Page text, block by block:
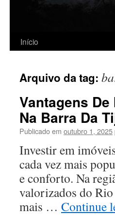
Início
Arquivo da tag:
Vantagens
Na Barra Da
Publicado em outubro 1, 2025
Investir em
cada vez mais
e conforto. Na
valorizados do Rio
mais … Continue